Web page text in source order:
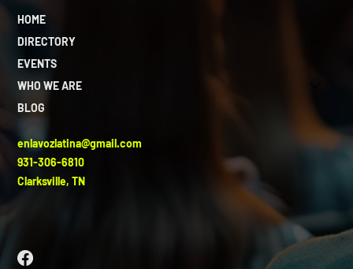
HOME
DIRECTORY
EVENTS
WHO WE ARE
BLOG
enlavozlatina@gmail.com
931-306-6810
Clarksville, TN